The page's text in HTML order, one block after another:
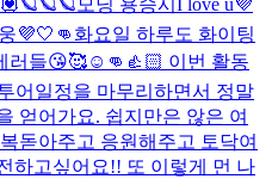
💜🤍👊 화요일 하루도 화이팅
러들😘🥰☺️👊👍🏻 이번 활동
어일정을 마무리하면서 정말
얻어가요. 쉽지만은 않은 여
돋아주고 응원해주고 토닥여
하고싶어요!! 또 이렇게 먼 나